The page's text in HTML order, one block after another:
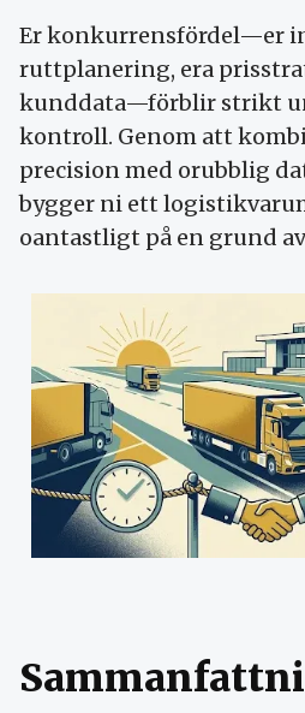
Er konkurrensfördel—er
ruttplanering, era
kunddata—förblir strikt
kontroll. Genom att
precision med orubblig
bygger ni ett
oantastligt på en grund